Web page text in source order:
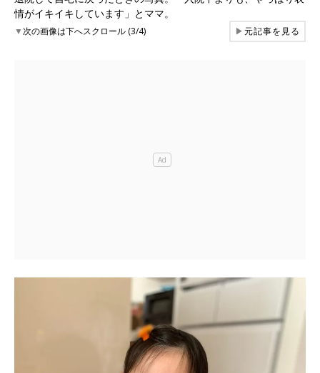
情がイキイキしています」とママ。
▼次の画像は下へスクロール (3/4) ▶元記事を見る